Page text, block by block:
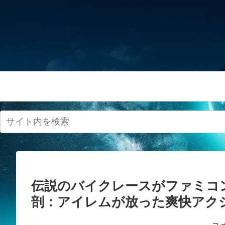
伝説のバイクレースがファミ
剖：アイレムが放った爽快ア